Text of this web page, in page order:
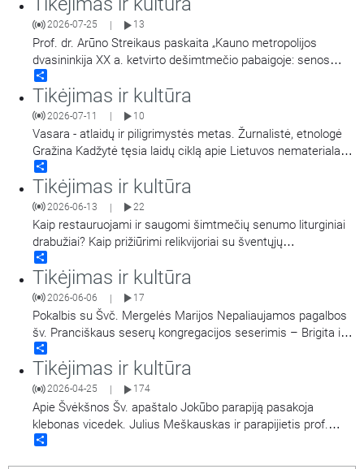
2026-07-25 13
Prof. dr. Arūno Streikaus paskaita „Kauno metropolijos
dvasininkija XX a. ketvirto dešimtmečio pabaigoje: senos
bėdos ir pokyčių pradžios. Įrašas iš konferencijos „Religinės
bendruomenės ir visuomeninės organizacijos Kaune“
Tikėjimas ir kultūra
2026-07-11 10
Vasara - atlaidų ir piligrimystės metas. Žurnalistė, etnologė
Gražina Kadžytė tęsia laidų ciklą apie Lietuvos nematerialaus
kultūros paveldo vertybių sąvadą. Iš jo net penkios vertybės
vienaip ar kitaip yra susijusios su atlaidais.
Tikėjimas ir kultūra
2026-06-13 | 22
Kaip restauruojami ir saugomi šimtmečių senumo liturginiai
drabužiai? Kaip prižiūrimi relikvijoriai su šventųjų
relikvijomis? Apie profesines subtilybes pasakoja Bažnytinio
paveldo muziejaus darbuotojos: tekstilės restauratorė Indraja
Kubilytė, rinkinių saugotoja Vidmantė Kasparavičienė ir
parodų kuratorė Karolina Koroliova-Barkova. Laida veda
Žygimantas Jacevičius.
Tikėjimas ir kultūra
2026-06-06 | 17
Pokalbis su Švč. Mergelės Marijos Nepaliaujamos pagalbos
šv. Pranciškaus seserų kongregacijos seserimis – Brigita ir
Edita. Pokalbyje prisimenama kongregacijos įsteigimo istorija,
seselių pašaukimo liudijimai, kiek giliau ir plačiau žvelgiama į
vienuolinę veiklą okupacijos metais ir tarnystę
nepriklausomoje Lietuvoje – iššūkius ir džiaugsmus. Laidą
Tikėjimas ir kultūra
2026-04-25 174
Apie Švėkšnos Šv. apaštalo Jokūbo parapiją pasakoja
klebonas vicedek. Julius Meškauskas ir parapijietis prof.